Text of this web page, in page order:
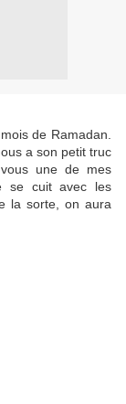
de Ramadan.
a son petit truc
une de mes
se cuit avec les
la sorte, on aura